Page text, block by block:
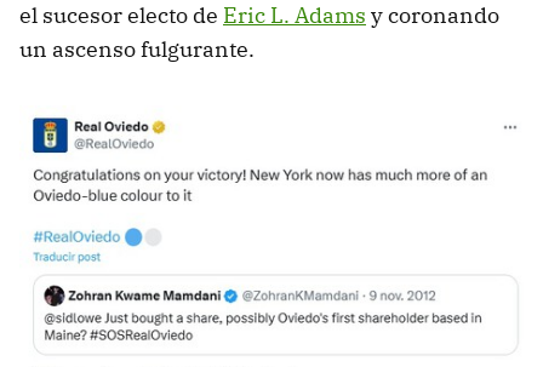
el sucesor electo de Eric L. Adams y coronando
un ascenso fulgurante.